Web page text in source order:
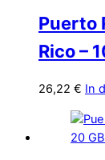
Puerto
Rico –
26,22 € In